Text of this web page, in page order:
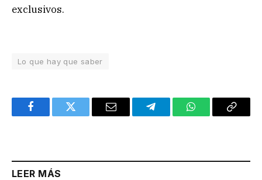
exclusivos.
Lo que hay que saber
FacebookTwitter Email TelegramWhatsAppCopy
LEER MÁS